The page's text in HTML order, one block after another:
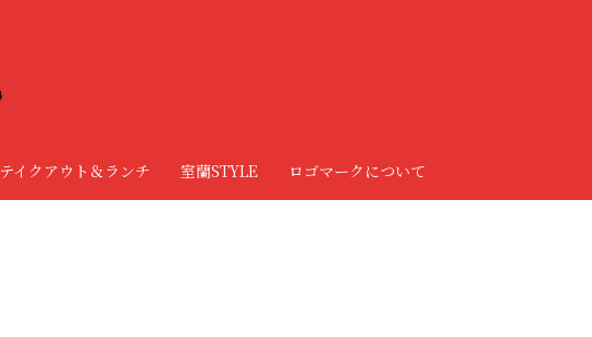
テイクアウト＆ランチ 室蘭STYLE ロゴマークについて